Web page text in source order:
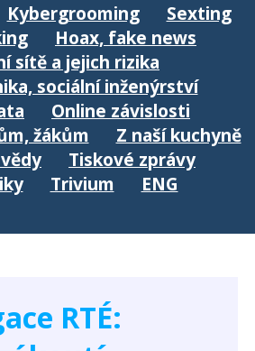
Kybergrooming
Sexting
Hoax, fake news
sítě a jejich rizika
sociální inženýrství
Online závislosti
žákům
Z naší kuchyně
Tiskové zprávy
Trivium ENG
RTÉ: